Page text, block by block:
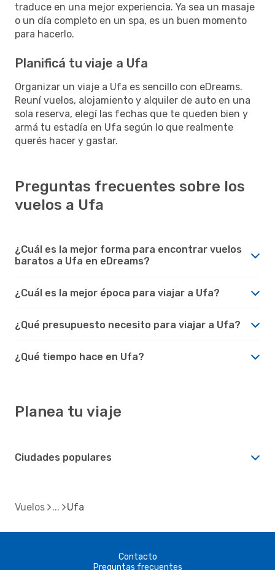
traduce en una mejor experiencia. Ya sea un masaje
o un día completo en un spa, es un buen momento
para hacerlo.
Planificá tu viaje a Ufa
Organizar un viaje a Ufa es sencillo con eDreams.
Reuní vuelos, alojamiento y alquiler de auto en una
sola reserva, elegí las fechas que te queden bien y
armá tu estadía en Ufa según lo que realmente
querés hacer y gastar.
Preguntas frecuentes sobre los
vuelos a Ufa
¿Cuál es la mejor forma para encontrar vuelos
baratos a Ufa en eDreams?
¿Cuál es la mejor época para viajar a Ufa?
¿Qué presupuesto necesito para viajar a Ufa?
¿Qué tiempo hace en Ufa?
Planea tu viaje
Ciudades populares
Vuelos Ufa
Contacto
Preguntas frecuentes